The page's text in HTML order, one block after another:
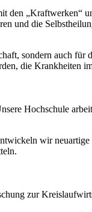
den „Kraftwerken“
und die
sondern auch für
die Krankheiten
Hochschule
wir neuartige
zur